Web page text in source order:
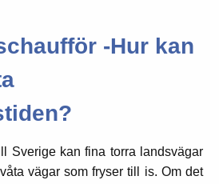
-Hur kan
Sverige kan fina torra landsvägar
vägar som fryser till is. Om det